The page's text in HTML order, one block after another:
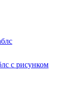
с рисунком